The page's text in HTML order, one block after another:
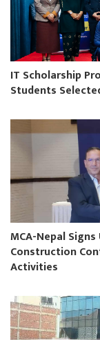
IT Scholarship
Students
MCA-Nepal
Construction
Activities